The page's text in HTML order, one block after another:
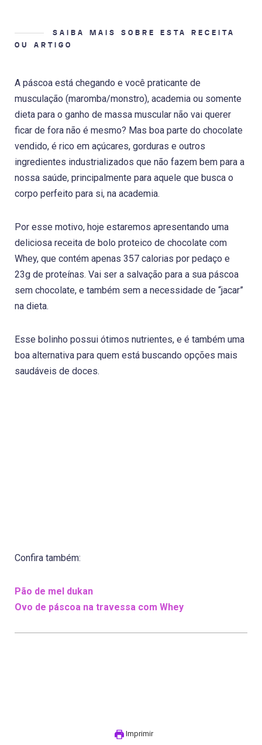
SAIBA MAIS SOBRE ESTA RECEITA
OU ARTIGO
A páscoa está chegando e você praticante de
musculação (maromba/monstro), academia ou somente
dieta para o ganho de massa muscular não vai querer
ficar de fora não é mesmo? Mas boa parte do chocolate
vendido, é rico em açúcares, gorduras e outros
ingredientes industrializados que não fazem bem para a
nossa saúde, principalmente para aquele que busca o
corpo perfeito para si, na academia.
Por esse motivo, hoje estaremos apresentando uma
deliciosa receita de bolo proteico de chocolate com
Whey, que contém apenas 357 calorias por pedaço e
23g de proteínas. Vai ser a salvação para a sua páscoa
sem chocolate, e também sem a necessidade de “jacar”
na dieta.
Esse bolinho possui ótimos nutrientes, e é também uma
boa alternativa para quem está buscando opções mais
saudáveis de doces.
Confira também:
Pão de mel dukan
Ovo de páscoa na travessa com Whey
Imprimir